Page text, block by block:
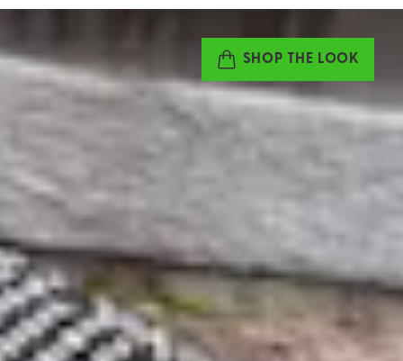
SHOP THE LOOK